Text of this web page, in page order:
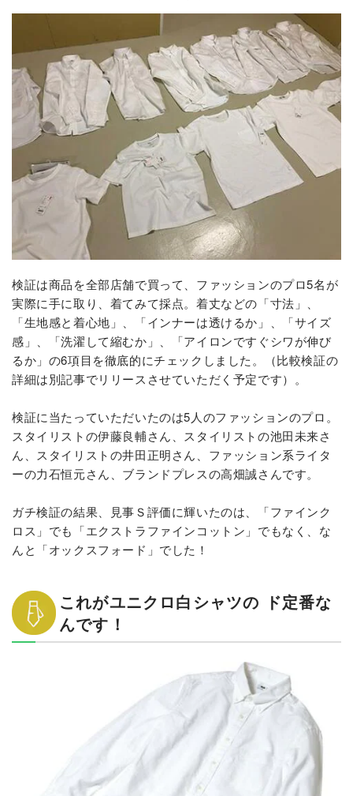
検証は商品を全部店舗で買って、ファッションのプロ5名が
実際に手に取り、着てみて採点。着丈などの「寸法」、
「生地感と着心地」、「インナーは透けるか」、「サイズ
感」、「洗濯して縮むか」、「アイロンですぐシワが伸び
るか」の6項目を徹底的にチェックしました。（比較検証の
詳細は別記事でリリースさせていただく予定です）。
検証に当たっていただいたのは5人のファッションのプロ。
スタイリストの伊藤良輔さん、スタイリストの池田未来さ
ん、スタイリストの井田正明さん、ファッション系ライタ
ーの力石恒元さん、ブランドプレスの高畑誠さんです。
ガチ検証の結果、見事Ｓ評価に輝いたのは、「ファインク
ロス」でも「エクストラファインコットン」でもなく、な
んと「オックスフォード」でした！
これがユニクロ白シャツの ド定番な
んです！